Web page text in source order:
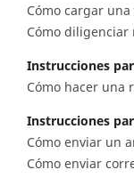
Cómo cargar
Cómo diligenciar
Instrucciones
Cómo hacer una
Instrucciones
Cómo enviar un
Cómo enviar